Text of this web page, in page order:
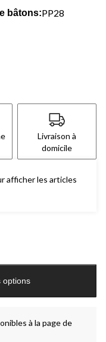
bâtons:PP28
Livraison à
domicile
afficher les articles
options
à la page de